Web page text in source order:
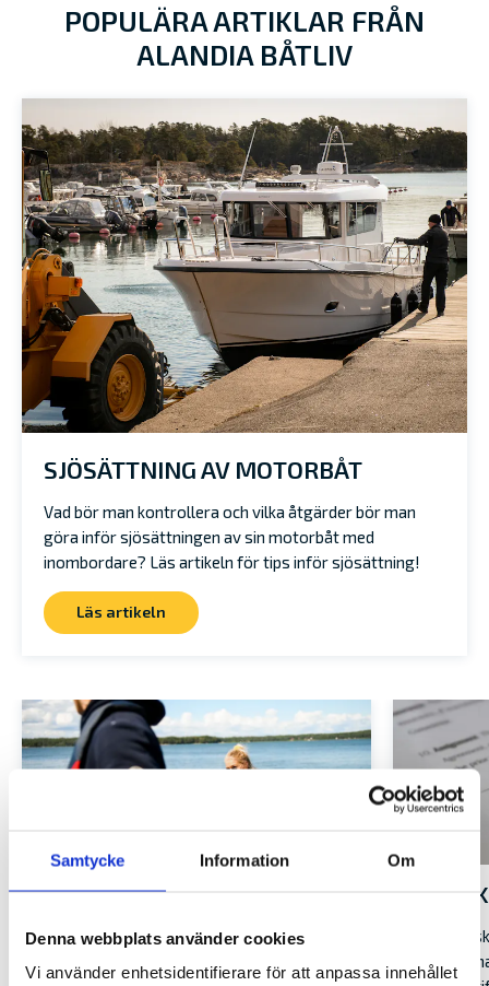
Samtycke Information Om
Denna webbplats använder cookies
Vi använder enhetsidentifierare för att anpassa innehållet
POPULÄRA ARTIKLAR FRÅN
ALANDIA BÅTLIV
SJÖSÄTTNING AV MOTORBÅT
Vad bör man kontrollera och vilka åtgärder bör man
göra inför sjösättningen av sin motorbåt med
inombordare? Läs artikeln för tips inför sjösättning!
Läs artikeln
UNDVIK FALLGROPARNA NÄR
Det kan vara lockande att köpa en
SKRIV
Ska man
en